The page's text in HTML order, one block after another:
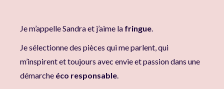
Je m’appelle Sandra et j’aime la fringue.
Je sélectionne des pièces qui me parlent, qui
m’inspirent et toujours avec envie et passion dans une
démarche éco responsable.